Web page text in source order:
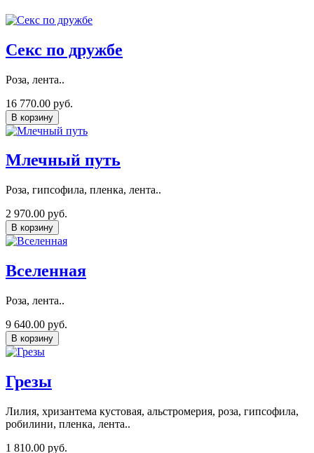
Секс по дружбе
Роза, лента..
16 770.00 руб.
В корзину
Млечный путь
Роза, гипсофила, пленка, лента..
2 970.00 руб.
В корзину
Вселенная
Роза, лента..
9 640.00 руб.
В корзину
Грезы
Лилия, хризантема кустовая, альстромерия, роза, гипсофила,
робилини, пленка, лента..
1 810.00 руб.